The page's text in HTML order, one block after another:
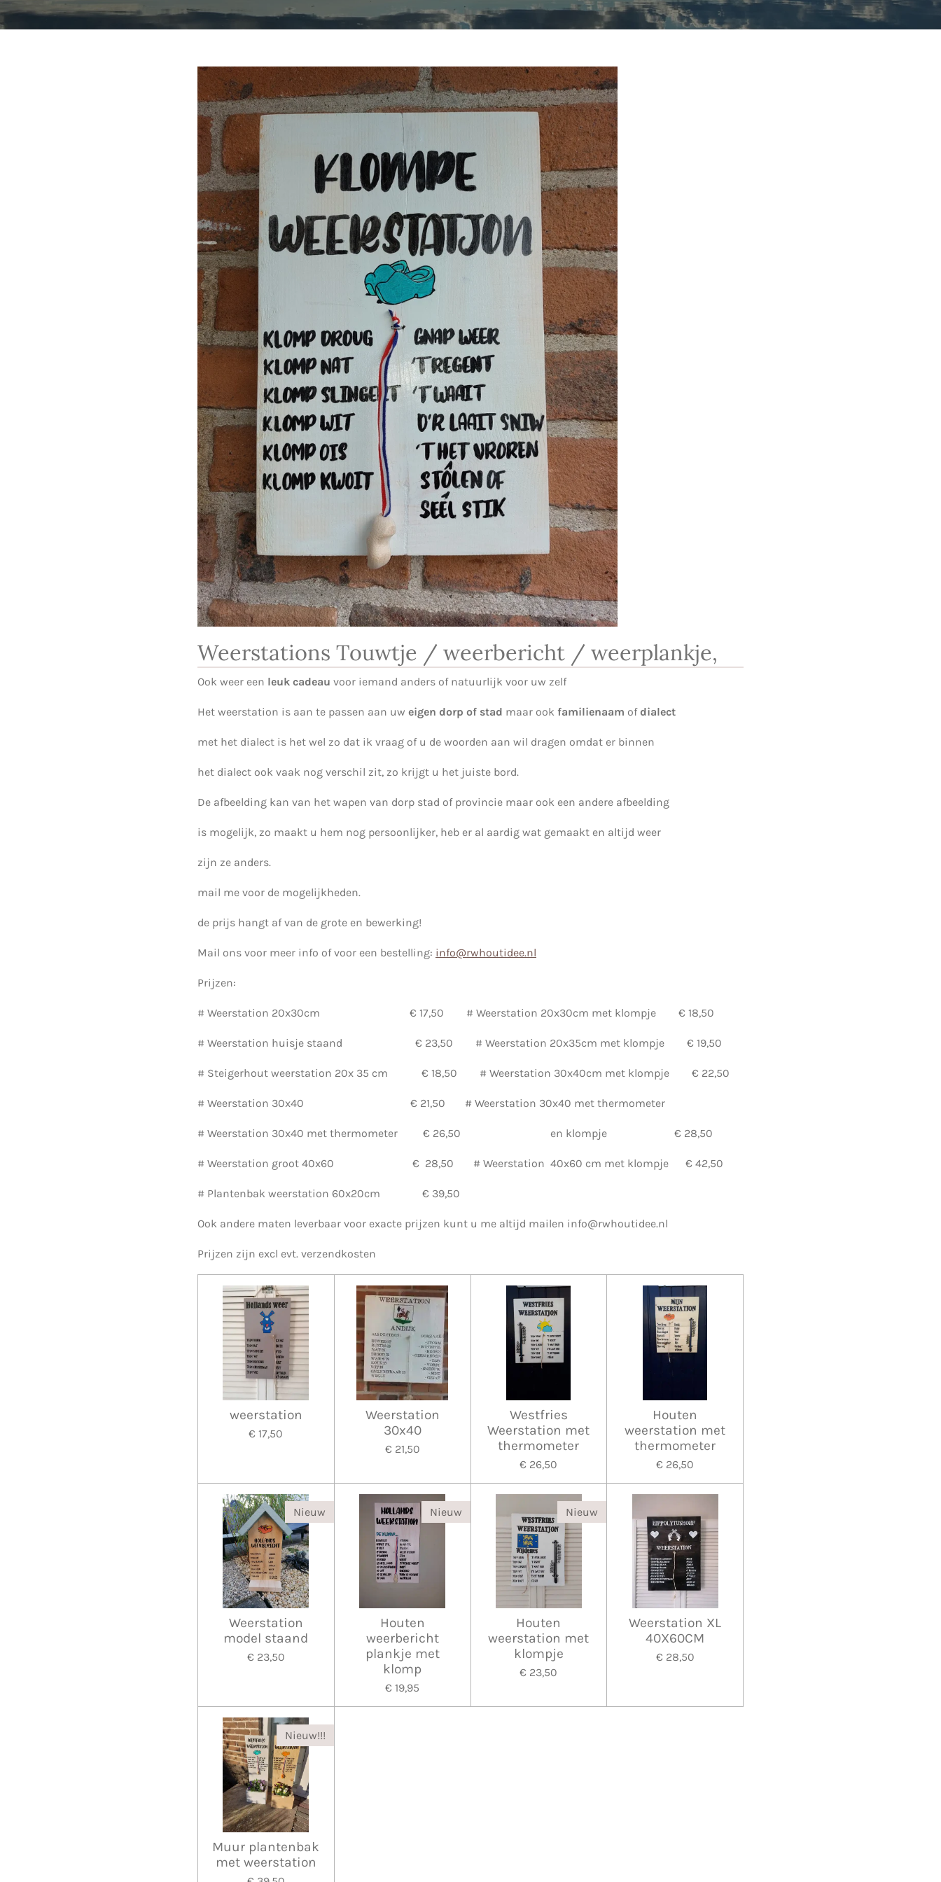
Weerstations Touwtje / weerbericht / weerplankje,
Ook weer een leuk cadeau voor iemand anders of natuurlijk voor uw zelf
Het weerstation is aan te passen aan uw eigen dorp of stad maar ook familienaam ofdialect
met het dialect is het wel zo dat ik vraag of u de woorden aan wil dragen omdat er binnen
het dialect ook vaak nog verschil zit, zo krijgt u het juiste bord.
De afbeelding kan van het wapen van dorp stad of provincie maar ook een andere afbeelding
is mogelijk, zo maakt u hem nog persoonlijker, heb er al aardig wat gemaakt en altijd weer
zijn ze anders.
mail me voor de mogelijkheden.
de prijs hangt af van de grote en bewerking!
Mail ons voor meer info of voor een bestelling: info@rwhoutidee.nl
Prijzen:
# Weerstation 20x30cm € 17,50 # Weerstation 20x30cm met klompje € 18,50
# Weerstation huisje staand € 23,50 # Weerstation 20x35cm met klompje € 19,50
# Steigerhout weerstation 20x 35 cm € 18,50 # Weerstation 30x40cm met klompje € 22,50
# Weerstation 30x40 € 21,50 # Weerstation 30x40 met thermometer
# Weerstation 30x40 met thermometer € 26,50 en klompje € 28,50
# Weerstation groot 40x60 € 28,50 # Weerstation 40x60 cm met klompje € 42,50
# Plantenbak weerstation 60x20cm € 39,50
Ook andere maten leverbaar voor exacte prijzen kunt u me altijd mailen info@rwhoutidee.nl
Prijzen zijn excl evt. verzendkosten
weerstation
€ 17,50
Weerstation
30x40
€ 21,50
Westfries
Weerstation met
thermometer
€ 26,50
Houten
weerstation met
thermometer
€ 26,50
Nieuw
Weerstation
model staand
€ 23,50
Nieuw
Houten
weerbericht
plankje met
klomp
€ 19,95
Nieuw
Houten
weerstation met
klompje
€ 23,50
Weerstation XL
40X60CM
€ 28,50
Nieuw!!!
Muur plantenbak
met weerstation